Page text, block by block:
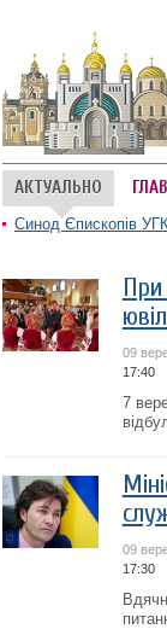
АКТУАЛЬНО
Синод Єпископів
При
09
17:40
7
09
17:30